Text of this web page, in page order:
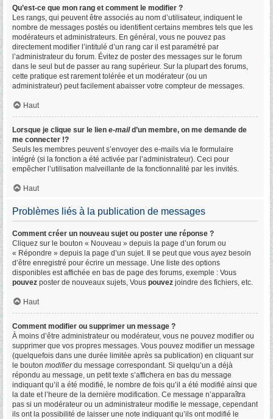
Qu’est-ce que mon rang et comment le modifier ?
Les rangs, qui peuvent être associés au nom d’utilisateur, indiquent le
nombre de messages postés ou identifient certains membres tels que les
modérateurs et administrateurs. En général, vous ne pouvez pas
directement modifier l’intitulé d’un rang car il est paramétré par
l’administrateur du forum. Évitez de poster des messages sur le forum
dans le seul but de passer au rang supérieur. Sur la plupart des forums,
cette pratique est rarement tolérée et un modérateur (ou un
administrateur) peut facilement abaisser votre compteur de messages.
Haut
Lorsque je clique sur le lien e-maild’un membre, on me demande de
me connecter !?
Seuls les membres peuvent s’envoyer des e-mails via le formulaire
intégré (si la fonction a été activée par l’administrateur). Ceci pour
empêcher l’utilisation malveillante de la fonctionnalité par les invités.
Haut
Problèmes liés à la publication de messages
Comment créer un nouveau sujet ou poster une réponse ?
Cliquez sur le bouton « Nouveau » depuis la page d’un forum ou
« Répondre » depuis la page d’un sujet. Il se peut que vous ayez besoin
d’être enregistré pour écrire un message. Une liste des options
disponibles est affichée en bas de page des forums, exemple : Vous
pouvez poster de nouveaux sujets, Vous pouvez joindre des fichiers, etc.
Haut
Comment modifier ou supprimer un message ?
À moins d’être administrateur ou modérateur, vous ne pouvez modifier ou
supprimer que vos propres messages. Vous pouvez modifier un message
(quelquefois dans une durée limitée après sa publication) en cliquant sur
le bouton modifierdu message correspondant. Si quelqu’un a déjà
répondu au message, un petit texte s’affichera en bas du message
indiquant qu’il a été modifié, le nombre de fois qu’il a été modifié ainsi que
la date et l’heure de la dernière modification. Ce message n’apparaîtra
pas si un modérateur ou un administrateur modifie le message, cependant
ils ont la possibilité de laisser une note indiquant qu’ils ont modifié le